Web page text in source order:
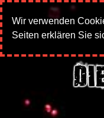
Wir verwenden
Seiten erklären Sie